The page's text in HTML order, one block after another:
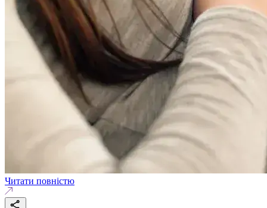
Читати повністю